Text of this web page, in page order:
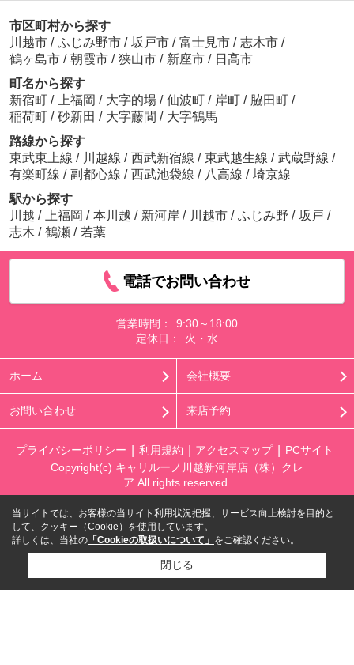
市区町村から探す
川越市 / ふじみ野市 / 坂戸市 / 富士見市 / 志木市 /
鶴ヶ島市 / 朝霞市 / 狭山市 / 新座市 / 日高市
町名から探す
新宿町 / 上福岡 / 大字的場 / 仙波町 / 岸町 / 脇田町 /
稲荷町 / 砂新田 / 大字藤間 / 大字鶴馬
路線から探す
東武東上線 / 川越線 / 西武新宿線 / 東武越生線 / 武蔵野線 /
有楽町線 / 副都心線 / 西武池袋線 / 八高線 / 埼京線
駅から探す
川越 / 上福岡 / 本川越 / 新河岸 / 川越市 / ふじみ野 / 坂戸 /
志木 / 鶴瀬 / 若葉
電話でお問い合わせ
営業時間：
9:30～18:00
定休日：
火・水
ホーム 会社概要
お問い合わせ 来店予約
プライバシーポリシー 利用規約 アクセスマップ
PCサイト
Copyright(c) キャリルーノ川越新河岸店（株）クレ
ア All rights reserved.
当サイトでは、お客様の当サイト利用状況把握、サービス向上検討を目的と
して、クッキー（Cookie）を使用しています。
詳しくは、当社の 「Cookieの取扱いについて」 をご確認ください。
閉じる